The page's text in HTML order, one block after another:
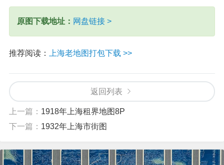
原图下载地址： 网盘链接 >
推荐阅读： 上海老地图打包下载 >>
返回列表
上一篇： 1918年上海租界地图8P
下一篇： 1932年上海市街图